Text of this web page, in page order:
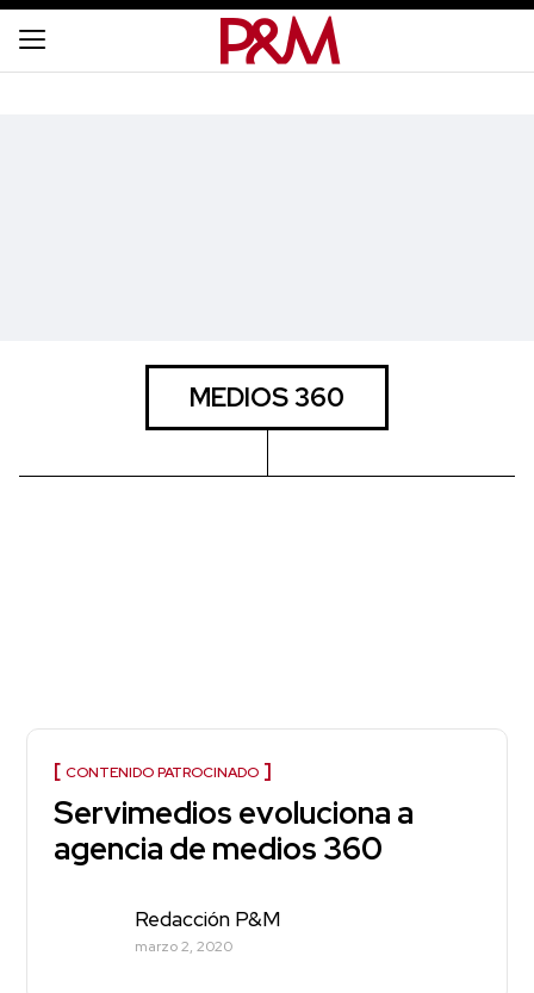
MEDIOS 360
CONTENIDO PATROCINADO
Servimedios evoluciona a
agencia de medios 360
Redacción P&M
marzo 2, 2020